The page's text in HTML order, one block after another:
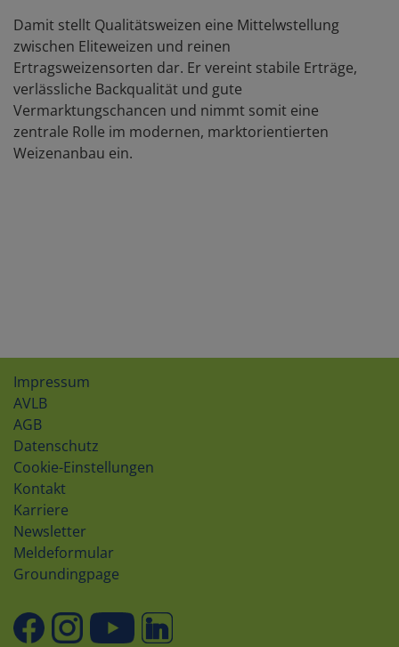
Damit stellt Qualitätsweizen eine Mittelwstellung
zwischen Eliteweizen und reinen
Ertragsweizensorten dar. Er vereint stabile Erträge,
verlässliche Backqualität und gute
Vermarktungschancen und nimmt somit eine
zentrale Rolle im modernen, marktorientierten
Weizenanbau ein.
Impressum
AVLB
AGB
Datenschutz
Cookie-Einstellungen
Kontakt
Karriere
Newsletter
Meldeformular
Groundingpage